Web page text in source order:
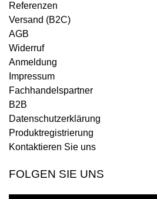
Referenzen
Versand (B2C)
AGB
Widerruf
Anmeldung
Impressum
Fachhandelspartner
B2B
Datenschutzerklärung
Produktregistrierung
Kontaktieren Sie uns
FOLGEN SIE UNS